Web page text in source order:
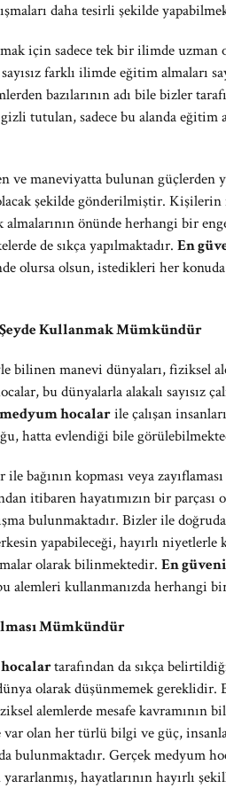
daha tesirli şekilde
için sadece tek bir ilimde
farklı ilimde eğitim almaları
bazılarının adı bile bizler
tutulan, sadece bu alanda eğitim
ve maneviyatta bulunan güçlerden
şekilde gönderilmiştir.
almalarının önünde herhangi bir
de sıkça yapılmaktadır. En
olursa olsun, istedikleri her
Kullanmak Mümkündür
bilinen manevi dünyaları, fiziksel
bu dünyalarla alakalı sayısız
hocalarile çalışan
hatta evlendiği bile
bağının kopması veya
itibaren hayatımızın bir
bulunmaktadır. Bizler ile
yapabileceği, hayırlı niyetlerle
olarak bilinmektedir. En
alemleri kullanmanızda herhangi
Mümkündür
tarafından da sıkça
dünya olarak düşünmemek
alemlerde mesafe kavramının
olan her türlü bilgi ve güç,
bulunmaktadır. Gerçek medyum
hayatlarının hayırlı